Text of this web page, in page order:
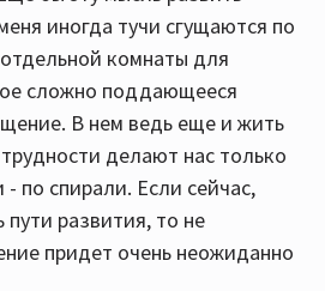
иногда тучи сгущаются по
комнаты для
сложно поддающееся
В нем ведь еще и жить
делают нас только
по спирали. Если сейчас,
развития, то не
придет очень неожиданно